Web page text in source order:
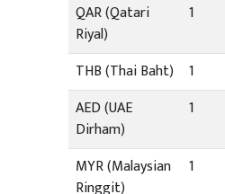
QAR (Qatari
Riyal)
1
THB (Thai Baht) 1
AED (UAE
Dirham)
1
MYR (Malaysian
Ringgit)
1